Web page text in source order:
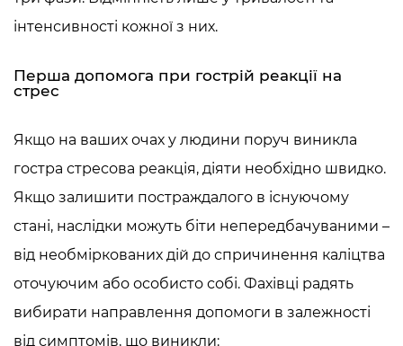
інтенсивності кожної з них.
Перша допомога при гострій реакції на
стрес
Якщо на ваших очах у людини поруч виникла
гостра стресова реакція, діяти необхідно швидко.
Якщо залишити постраждалого в існуючому
стані, наслідки можуть біти непередбачуваними –
від необміркованих дій до спричинення каліцтва
оточуючим або особисто собі. Фахівці радять
вибирати направлення допомоги в залежності
від симптомів, що виникли: